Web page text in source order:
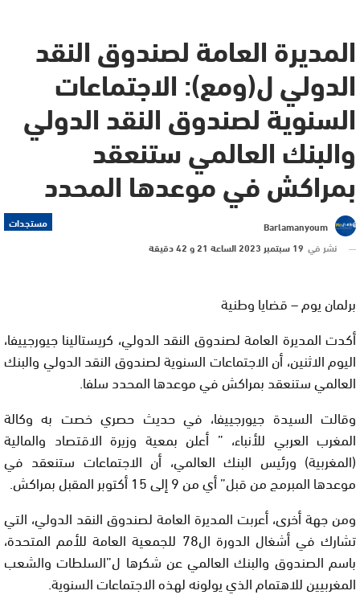
المديرة العامة لصندوق النقد
الدولي ل(ومع): الاجتماعات
السنوية لصندوق النقد الدولي
والبنك العالمي ستنعقد
بمراكش في موعدها المحدد
مستجدات
Barlamanyoum
نشر في 19 سبتمبر 2023 الساعة 21 و 42 دقيقة
برلمان يوم – قضايا وطنية
أكدت المديرة العامة لصندوق النقد الدولي، كريستالينا جيورجييفا،
اليوم الاثنين، أن الاجتماعات السنوية لصندوق النقد الدولي والبنك
العالمي ستنعقد بمراكش في موعدها المحدد سلفا.
وقالت السيدة جيورجييفا، في حديث حصري خصت به وكالة
المغرب العربي للأنباء، ” أعلن بمعية وزيرة الاقتصاد والمالية
(المغربية) ورئيس البنك العالمي، أن الاجتماعات ستنعقد في
موعدها المبرمج من قبل” أي من 9 إلى 15 أكتوبر المقبل بمراكش.
ومن جهة أخرى، أعربت المديرة العامة لصندوق النقد الدولي، التي
تشارك في أشغال الدورة ال78 للجمعية العامة للأمم المتحدة،
باسم الصندوق والبنك العالمي عن شكرها ل”السلطات والشعب
المغربيين للاهتمام الذي يولونه لهذه الاجتماعات السنوية.